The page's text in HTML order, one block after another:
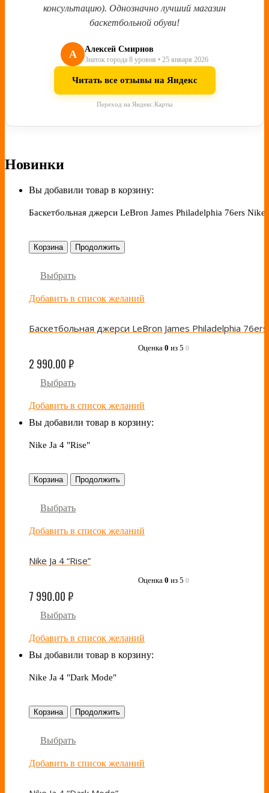
консультацию). Однозначно лучший магазин
баскетбольной обуви!
А Алексей Смирнов
Знаток города 8 уровня • 25 января 2026
Читать все отзывы на Яндекс
Переход на Яндекс.Карты
Новинки
Вы добавили товар в корзину:
Баскетбольная джерси LeBron James Philadelphia 76ers Nike
Корзина Продолжить
Выбрать
Добавить в список желаний
Оценка 0 из 5 0
2 990.00₽
Выбрать
Добавить в список желаний
Вы добавили товар в корзину:
Nike Ja 4 "Rise"
Корзина Продолжить
Выбрать
Добавить в список желаний
Nike Ja 4 “Rise”
Оценка 0 из 5 0
7 990.00₽
Выбрать
Добавить в список желаний
Вы добавили товар в корзину:
Nike Ja 4 "Dark Mode"
Корзина Продолжить
Выбрать
Добавить в список желаний